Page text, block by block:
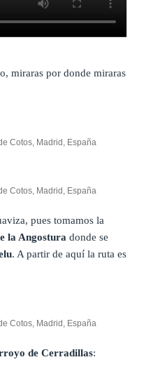
miraras por donde miraras
Cotos, Madrid, España
Cotos, Madrid, España
pues tomamos la
la Angostura donde se
. A partir de aquí la ruta es
Cotos, Madrid, España
de Cerradillas: